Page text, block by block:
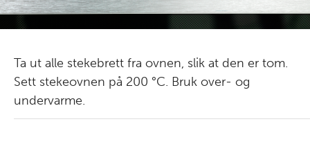
Ta ut alle stekebrett fra ovnen, slik at den er tom.
Sett stekeovnen på 200 °C. Bruk over- og
undervarme.